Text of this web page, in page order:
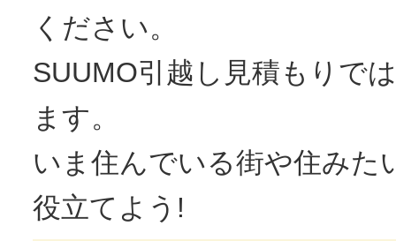
ください。
SUUMO引越し見積もり で
ます。
いま住んでいる街や住みた
役立てよう!